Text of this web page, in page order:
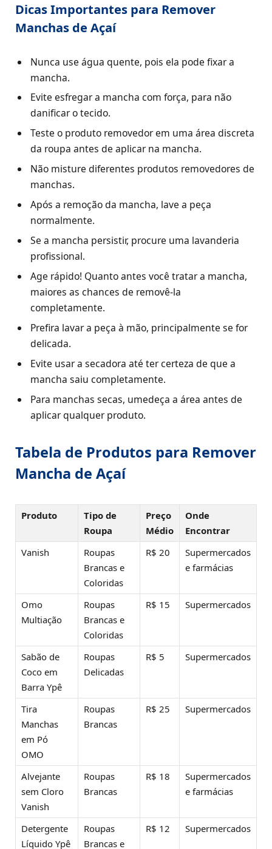
Dicas Importantes para Remover
Manchas de Açaí
Nunca use água quente, pois ela pode fixar a
mancha.
Evite esfregar a mancha com força, para não
danificar o tecido.
Teste o produto removedor em uma área discreta
da roupa antes de aplicar na mancha.
Não misture diferentes produtos removedores de
manchas.
Após a remoção da mancha, lave a peça
normalmente.
Se a mancha persistir, procure uma lavanderia
profissional.
Age rápido! Quanto antes você tratar a mancha,
maiores as chances de removê-la
completamente.
Prefira lavar a peça à mão, principalmente se for
delicada.
Evite usar a secadora até ter certeza de que a
mancha saiu completamente.
Para manchas secas, umedeça a área antes de
aplicar qualquer produto.
Tabela de Produtos para Remover
Mancha de Açaí
Produto
Tipo de
Roupa
Preço
Médio
Onde
Encontrar
Vanish
Roupas
Brancas e
Coloridas
R$ 20
Supermercados
e farmácias
Omo
Multiação
Roupas
Brancas e
Coloridas
R$ 15 Supermercados
Sabão de
Coco em
Barra Ypê
Roupas
Delicadas
R$ 5 Supermercados
Tira
Manchas
em Pó
OMO
Roupas
Brancas
R$ 25 Supermercados
Alvejante
sem Cloro
Vanish
Roupas
Brancas
R$ 18
Supermercados
e farmácias
Detergente
Líquido Ypê
Roupas
Brancas e
R$ 12 Supermercados